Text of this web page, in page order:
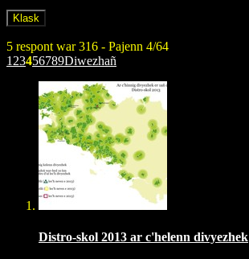
5 respont war 316 - Pajenn 4/64
1 23456789Diwezhañ
Distro-skol 2013 ar c'helenn divyezhek